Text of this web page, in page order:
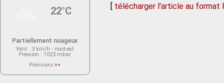
[ télécharger l'article au format
22°C
Partiellement nuageux
Vent : 3 km/h - nord-est
Pression : 1023 mbar
Prévisions >>
actuellement aucune prévision